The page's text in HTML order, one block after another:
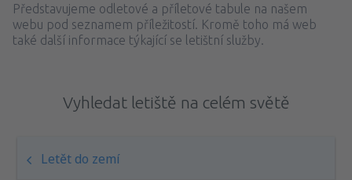
Představujeme odletové a příletové tabule na našem
webu pod seznamem příležitostí. Kromě toho má web
také další informace týkající se letištní služby.
Vyhledat letiště na celém světě
Letět do zemí